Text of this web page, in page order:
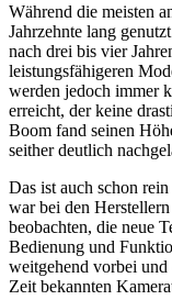
Während die meisten
Jahrzehnte lang
nach drei bis vier
leistungsfähigeren
werden jedoch immer
erreicht, der keine
Boom fand seinen
seither deutlich
Das ist auch schon
war bei den
beobachten, die neue
Bedienung und
weitgehend vorbei und
Zeit bekannten